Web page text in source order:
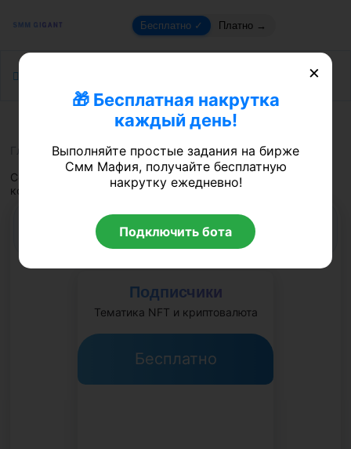
Бесплатно ✓ Платно →
Главная Instagram Instagram - NFT Подписчики
Соцсеть запрещена в РФ; принадлежит корпорации Meta,
которая признана в России экстремистской
Instagram - NFT Подписчики
Подписчики
Тематика NFT и криптовалюта
Бесплатно
×
🎁 Бесплатная накрутка
каждый день!
Выполняйте простые задания на бирже
Смм Мафия, получайте бесплатную
накрутку ежедневно!
Подключить бота